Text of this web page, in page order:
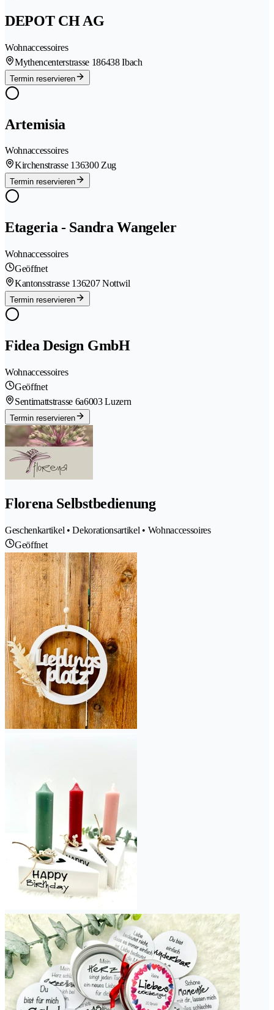
DEPOT CH AG
Wohnaccessoires
Mythencenterstrasse 186438 Ibach
Termin reservieren
Artemisia
Wohnaccessoires
Kirchenstrasse 136300 Zug
Termin reservieren
Etageria - Sandra Wangeler
Wohnaccessoires
Geöffnet
Kantonsstrasse 136207 Nottwil
Termin reservieren
Fidea Design GmbH
Wohnaccessoires
Geöffnet
Sentimattstrasse 6a6003 Luzern
Termin reservieren
Florena Selbstbedienung
Geschenkartikel • Dekorationsartikel • Wohnaccessoires
Geöffnet